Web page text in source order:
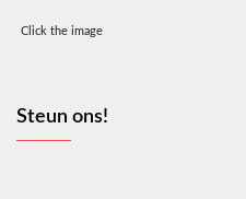
Click the image
Steun ons!